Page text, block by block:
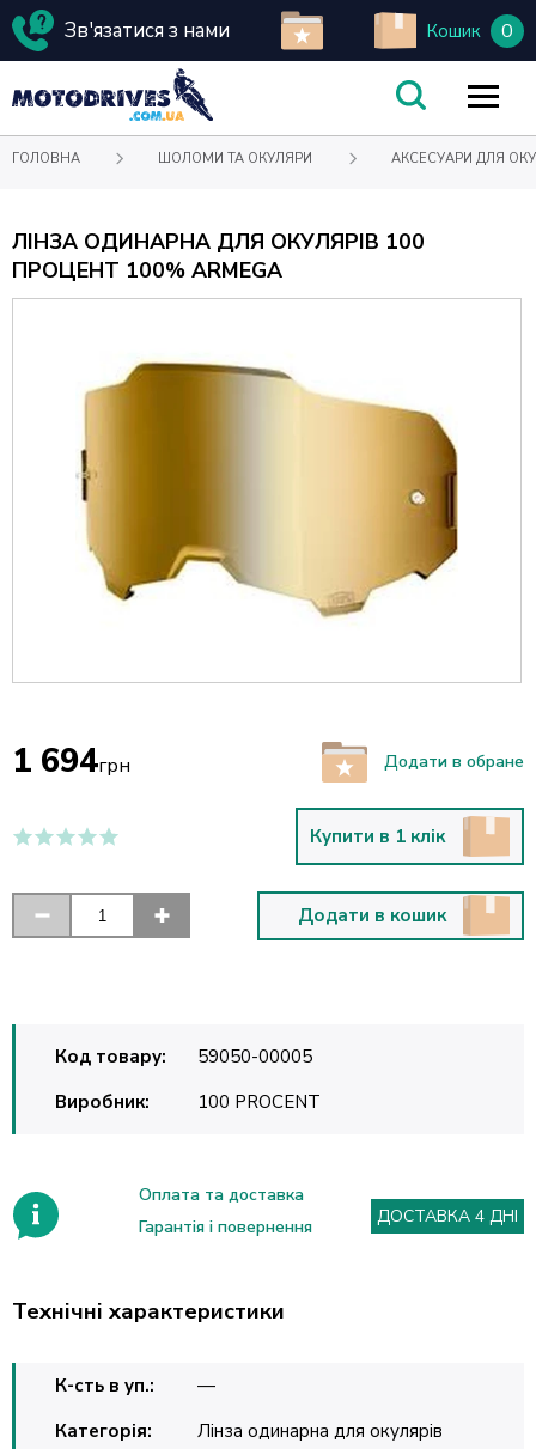
Зв'язатися з нами Кошик 0
ГОЛОВНА ШОЛОМИ ТА ОКУЛЯРИ АКСЕСУАРИ ДЛЯ
ЛІНЗА ОДИНАРНА ДЛЯ ОКУЛЯРІВ 100
ПРОЦЕНТ 100% ARMEGA
1 694грн Додати в обране
Купити в 1 клік
Додати в кошик
Код товару:
59050-00005
Виробник:
100 PROCENT
Оплата та доставка
Гарантія і повернення
ДОСТАВКА 4 ДНІ
Технічні характеристики
К-сть в уп.:
—
Категорія:
Лінза одинарна для окулярів